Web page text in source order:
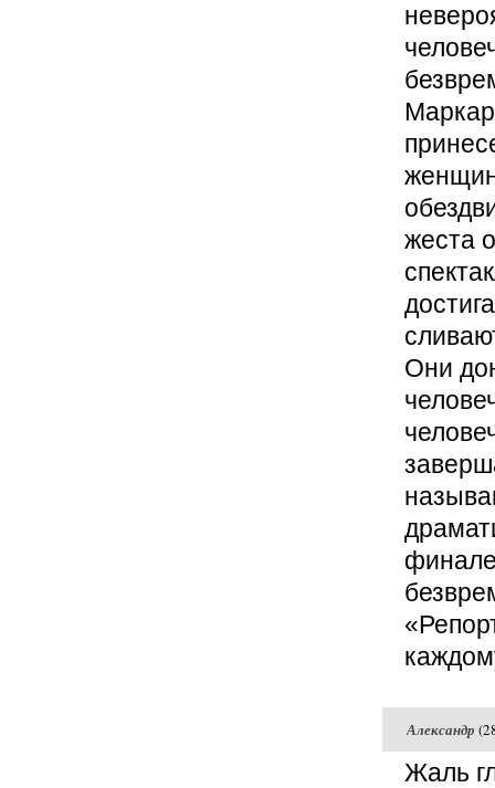
жеста
Они
финале
Александр
Жаль